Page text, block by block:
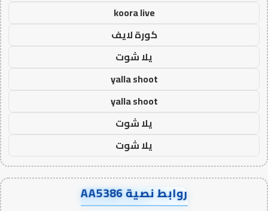
koora live
كورة لايف
يلا شوت
yalla shoot
yalla shoot
يلا شوت
يلا شوت
روابط نصية AA5386